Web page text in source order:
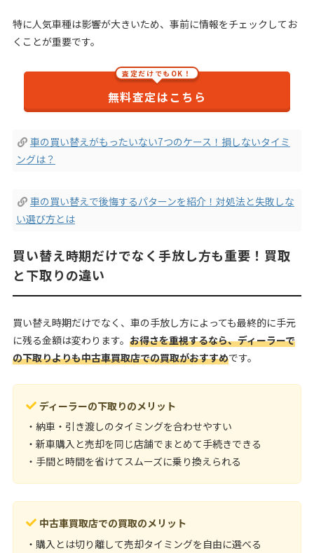
特に人気車種は影響が大きいため、事前に情報をチェックしてお
くことが重要です。
査定だけでもOK！
無料査定はこちら
車の買い替えがもったいない7つのケース！損しないタイミ
ングは？
車の買い替えで後悔するパターンを紹介！対処法と失敗しな
い選び方とは
買い替え時期だけでなく手放し方も重要！買取
と下取りの違い
買い替え時期だけでなく、車の手放し方によっても最終的に手元
に残る金額は変わります。 お得さを重視するなら、ディーラーで
の下取りよりも中古車買取店での買取がおすすめです。
ディーラーの下取りのメリット
・納車・引き渡しのタイミングを合わせやすい
・新車購入と売却を同じ店舗でまとめて手続きできる
・手間と時間を省けてスムーズに乗り換えられる
中古車買取店での買取のメリット
・購入とは切り離して売却タイミングを自由に選べる